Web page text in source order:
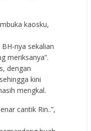
kaosku,
nya sekalian
meriksanya”.
dengan
kini
mengkal.
cantik Rin..”,